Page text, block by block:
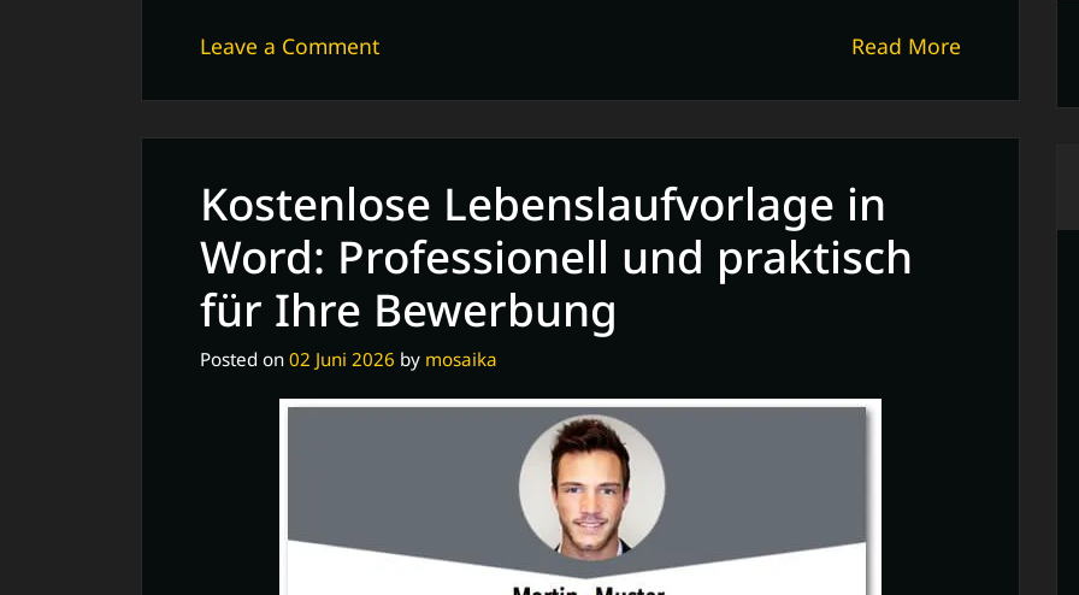
Read More
Leave a Commenton
Lebenslaufvorlage
in
Professionell
und
Effizient
Kostenlose Lebenslaufvorlage in
Word: Professionell und praktisch
für Ihre Bewerbung
Posted on 02 Juni 2026 by mosaika